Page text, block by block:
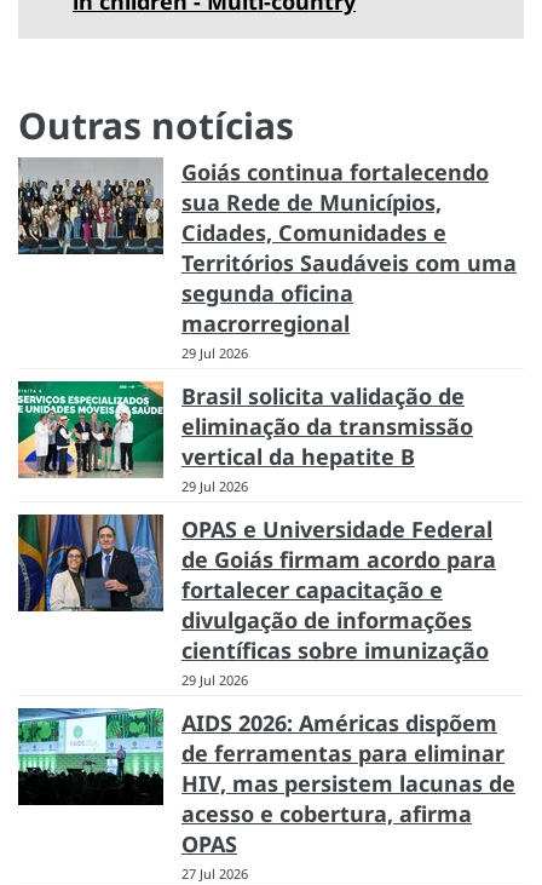
Outras notícias
Goiás continua fortalecendo
sua Rede de Municípios,
Cidades, Comunidades e
Territórios Saudáveis com uma
segunda oficina
macrorregional
29 Jul 2026
Brasil solicita validação de
eliminação da transmissão
vertical da hepatite B
29 Jul 2026
OPAS e Universidade Federal
de Goiás firmam acordo para
fortalecer capacitação e
divulgação de informações
científicas sobre imunização
29 Jul 2026
AIDS 2026: Américas dispõem
de ferramentas para eliminar
HIV, mas persistem lacunas de
acesso e cobertura, afirma
OPAS
27 Jul 2026